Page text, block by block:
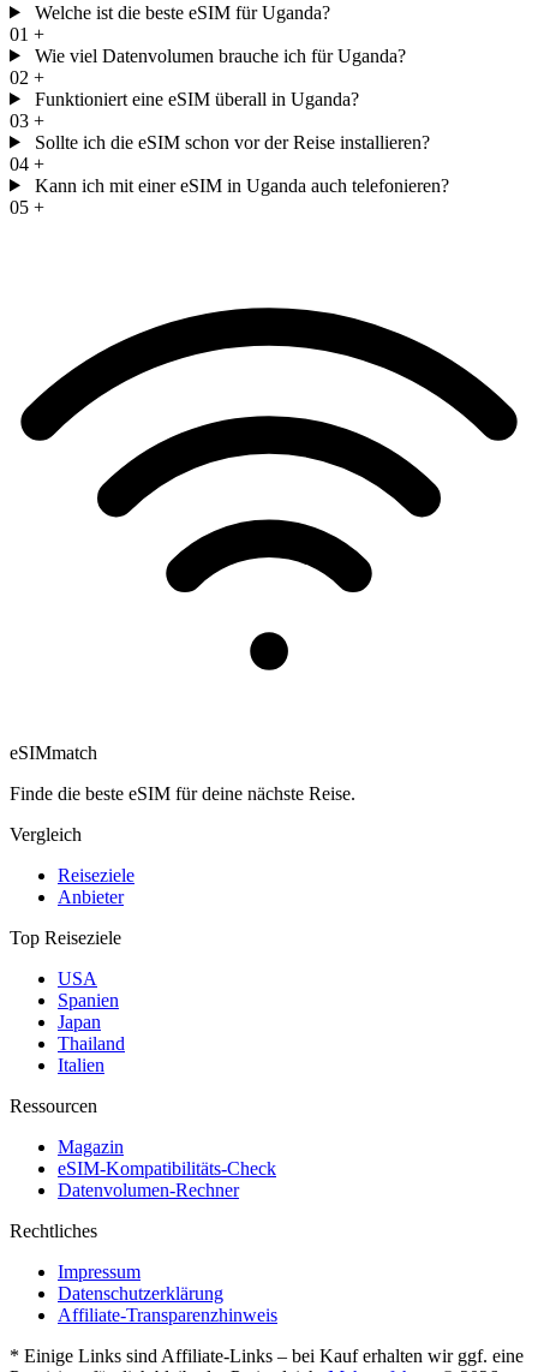
Welche ist die beste eSIM für Uganda?
01 +
Wie viel Datenvolumen brauche ich für Uganda?
02 +
Funktioniert eine eSIM überall in Uganda?
03 +
Sollte ich die eSIM schon vor der Reise installieren?
04 +
Kann ich mit einer eSIM in Uganda auch telefonieren?
05 +
eSIMmatch
Finde die beste eSIM für deine nächste Reise.
Vergleich
Reiseziele
Anbieter
Top Reiseziele
USA
Spanien
Japan
Thailand
Italien
Ressourcen
Magazin
eSIM-Kompatibilitäts-Check
Datenvolumen-Rechner
Rechtliches
Impressum
Datenschutzerklärung
Affiliate-Transparenzhinweis
* Einige Links sind Affiliate-Links – bei Kauf erhalten wir ggf. eine